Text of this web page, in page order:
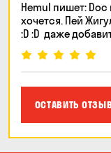
Hemul пишет:
хочется. Пей
:D :D даже
ОСТАВИТЬ